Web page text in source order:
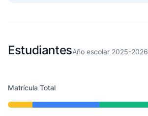
EstudiantesAño escolar 2025-2026
Matrícula Total